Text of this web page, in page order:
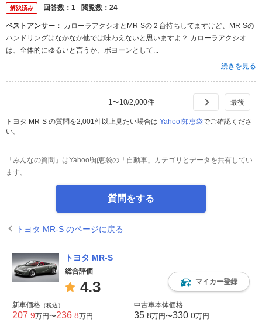
解決済み 回答数： 1 閲覧数： 24
ベストアンサー：
ハンドリングはなかなか他では味わえないと思いますよ？ カローラアクシオ
は、全体的にゆるいと言うか、ボヨーンとして...
続きを見る
1 〜10/2,000件
トヨタ MR-S の質問を2,001件以上見たい場合は Yahoo!知恵袋でご確認くださ
い。
「みんなの質問」はYahoo!知恵袋の「自動車」カテゴリとデータを共有してい
ます。
質問をする
トヨタ MR-S のページに戻る
トヨタ MR-S
総合評価
4.3 マイカー登録
新車価格 （税込）
207 .9万円〜236 .8万円
中古車本体価格
35 .8万円〜330 .0万円